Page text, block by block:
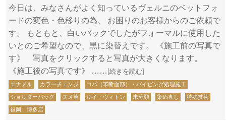
今日は、みなさんがよく知っているヴェルニのベットフォ
ードの変色・色移りの為、 お困りのお客様からのご依頼で
す。 もともと、白いバックでしたがフォーマルに使用した
いとのご希望なので、黒に染替えです。 《施工前の写真で
す》 写真をクリックすると写真が大きくなります。
《施工後の写真です》 …… [続きを読む]
エナメル カラーチェンジ コバ（革断面部）・パイピング処理施工
ショルダーバッグ ヌメ革 ルイ・ヴィトン 未分類 染め直し 特殊技術
福岡 博多店